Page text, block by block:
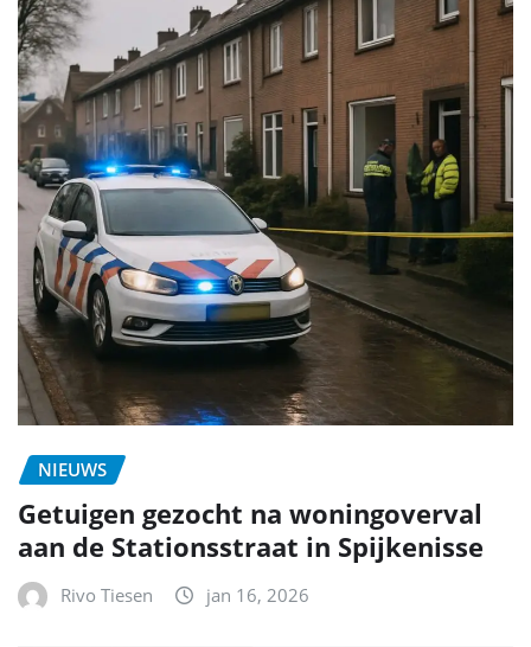
NIEUWS
Getuigen gezocht na woningoverval
aan de Stationsstraat in Spijkenisse
Rivo Tiesen jan 16, 2026